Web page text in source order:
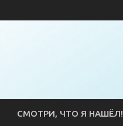
СМОТРИ, ЧТО Я НАШЁЛ!